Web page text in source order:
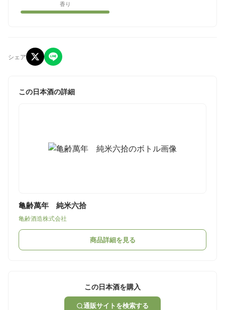
香り
シェア
この日本酒の詳細
亀齢萬年 純米六拾
亀齢酒造株式会社
商品詳細を見る
この日本酒を購入
通販サイトを検索する